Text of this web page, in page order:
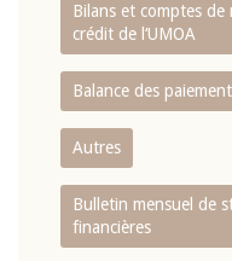
Bilans et comptes de
crédit de l‘UMOA
Balance des
Autres
Bulletin mensuel de
financières